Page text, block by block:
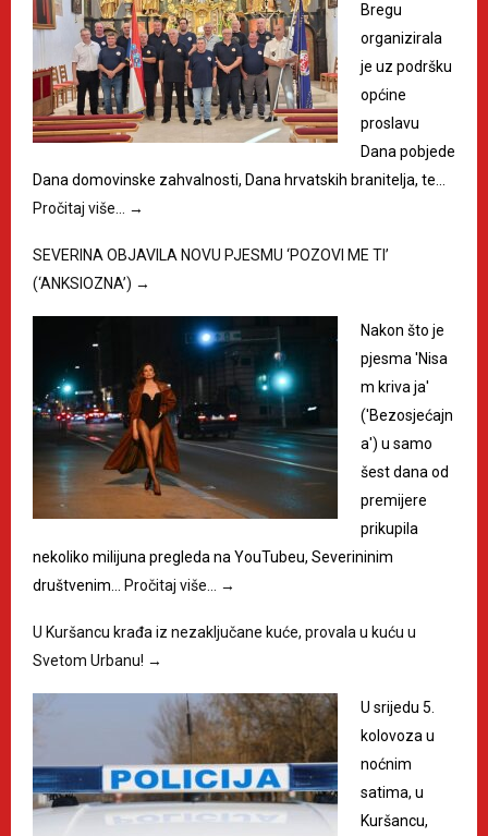
Bregu
organizirala
je uz podršku
općine
proslavu
Dana pobjede
Dana domovinske zahvalnosti, Dana hrvatskih branitelja, te…
Pročitaj više… →
SEVERINA OBJAVILA NOVU PJESMU ‘POZOVI ME TI’
(‘ANKSIOZNA’) →
Nakon što je
pjesma 'Nisa
m kriva ja'
('Bezosjećajn
a') u samo
šest dana od
premijere
prikupila
nekoliko milijuna pregleda na YouTubeu, Severininim
društvenim… Pročitaj više… →
U Kuršancu krađa iz nezaključane kuće, provala u kuću u
Svetom Urbanu! →
U srijedu 5.
kolovoza u
noćnim
satima, u
Kuršancu,